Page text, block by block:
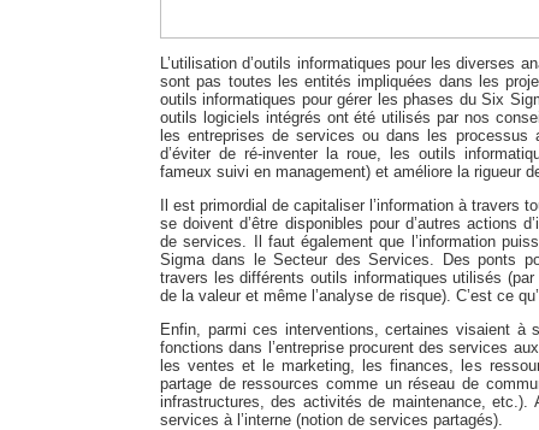
L’utilisation d’outils informatiques pour les diverses
sont pas toutes les entités impliquées dans les
outils informatiques pour gérer les phases du Six
outils logiciels intégrés ont été utilisés par nos
les entreprises de services ou dans les processus
d’éviter de ré-inventer la roue, les outils
fameux suivi en management) et améliore la rigueur
Il est primordial de capitaliser l’information à
se doivent d’être disponibles pour d’autres actions
de services. Il faut également que l’information
Sigma dans le Secteur des Services. Des ponts
travers les différents outils informatiques utilisés
de la valeur et même l’analyse de risque). C’est ce
Enfin, parmi ces interventions, certaines visaient
fonctions dans l’entreprise procurent des services
les ventes et le marketing, les finances, les
partage de ressources comme un réseau de
infrastructures, des activités de maintenance,
services à l’interne (notion de services partagés).